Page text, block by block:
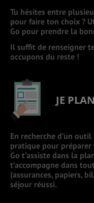
Tu hésites entre
pour faire ton choix ?
Go pour prendre la
Il suffit de renseigner
occupons du reste !
JE
En recherche d’un
pratique pour préparer
Go t’assiste dans la
t’accompagne dans
(assurances, papiers,
séjour réussi.